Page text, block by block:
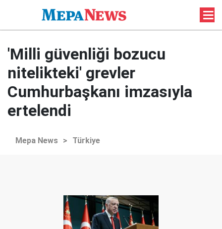
'Milli güvenliği bozucu
nitelikteki' grevler
Cumhurbaşkanı imzasıyla
ertelendi
Mepa News > Türkiye